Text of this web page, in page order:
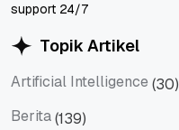
support 24/7
Topik Artikel
Artificial Intelligence (30)
Berita(139)